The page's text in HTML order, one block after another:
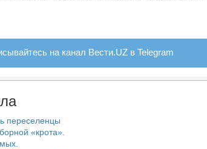
на канал Вести.UZ в Telegram
переселенцы
«крота».